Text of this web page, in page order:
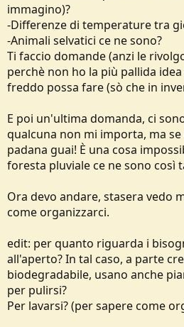
immagino)?
-Differenze di temperature tra
-Animali selvatici ce ne sono?
Ti faccio domande (anzi le
perchè non ho la più pallida
freddo possa fare (sò che in
E poi un'ultima domanda, ci
qualcuna non mi importa, ma
padana guai! È una cosa
foresta pluviale ce ne sono così
Ora devo andare, stasera vedo
come organizzarci.
edit: per quanto riguarda i
all'aperto? In tal caso, a parte
biodegradabile, usano anche
per pulirsi?
Per lavarsi? (per sapere come